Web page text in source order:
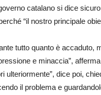
catalano si dice
“il nostro principale
tutto quanto è accaduto,
e minaccia”,
ulteriormente”, dice poi,
il problema e